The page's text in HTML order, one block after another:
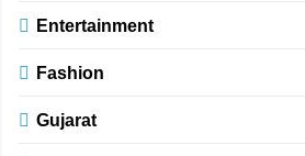
Entertainment
Fashion
Gujarat